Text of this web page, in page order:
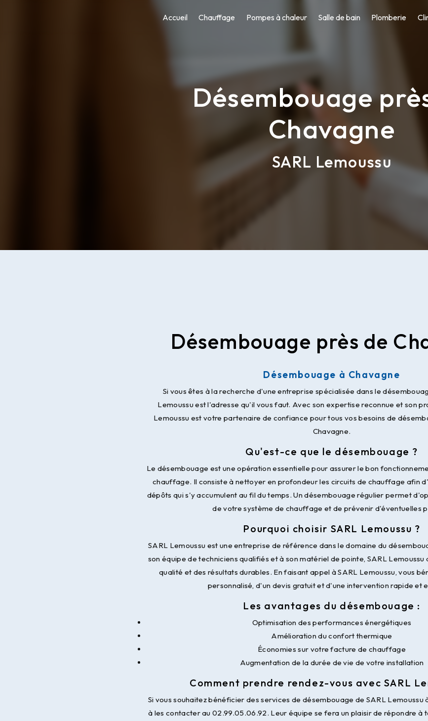
Accueil Chauffage Pompes à chaleur Salle de bain Plomberie
Désembouage
Chavagne
SARL Lemoussu
Désembouage près de
Désembouage à Chavagne
Si vous êtes à la recherche d'une entreprise spécialisée dans le
Lemoussu est l'adresse qu'il vous faut. Avec son expertise reconnue et son
Lemoussu est votre partenaire de confiance pour tous vos besoins de
Chavagne.
Qu'est-ce que le désembouage ?
Le désembouage est une opération essentielle pour assurer le bon
chauffage. Il consiste à nettoyer en profondeur les circuits de chauffage afin
dépôts qui s'y accumulent au fil du temps. Un désembouage régulier permet
de votre système de chauffage et de prévenir d'éventuelles
Pourquoi choisir SARL Lemoussu ?
SARL Lemoussu est une entreprise de référence dans le domaine du
son équipe de techniciens qualifiés et à son matériel de pointe, SARL Lemoussu
qualité et des résultats durables. En faisant appel à SARL Lemoussu, vous
personnalisé, d'un devis gratuit et d'une intervention rapide et
Les avantages du désembouage :
Optimisation des performances énergétiques
Amélioration du confort thermique
Économies sur votre facture de chauffage
Augmentation de la durée de vie de votre installation
Comment prendre rendez-vous avec SARL
Si vous souhaitez bénéficier des services de désembouage de SARL Lemoussu
à les contacter au 02.99.05.06.92. Leur équipe se fera un plaisir de répondre à